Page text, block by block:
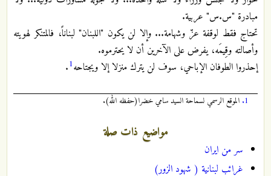
مبادرة "س.س" عربية.‏
تحتاج فقط لوقفة عزّ وشهامة... وإلا لن يكون "اللبنان" لبناناً، فالمتنكر لهويته
وأصالته وقِيمَه، يفرض على الآخرين أن لا يحترموه.‏
إحذروا الطوفان الإباحي، سوف لن يترك منزلا إلا ويجتاحه1
.‏
1. الموقع الرسمي لسماحة السيد سامي خضرا(حفظه الله).
مواضيع ذات صلة
سر من ايران
غرائب لبنانية ( شهود الزور)